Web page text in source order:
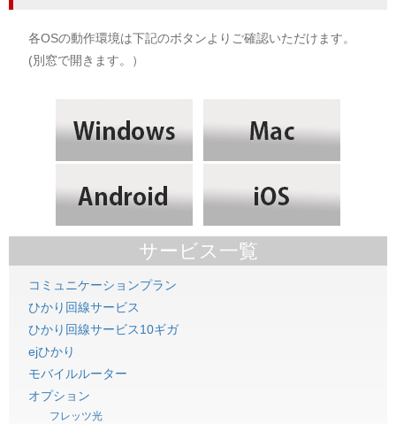
各OSの動作環境は下記のボタンよりご確認いただけます。
(別窓で開きます。）
サービス一覧
コミュニケーションプラン
ひかり回線サービス
ひかり回線サービス10ギガ
ejひかり
モバイルルーター
オプション
フレッツ光